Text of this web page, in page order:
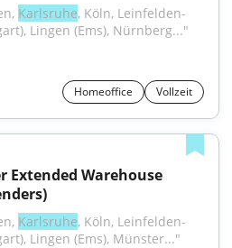
Karlsruhe, Köln, Leinfelden-
Lingen (Ems), Nürnberg..."
Homeoffice Vollzeit
Extended Warehouse
Karlsruhe, Köln, Leinfelden-
Lingen (Ems), Münster..."